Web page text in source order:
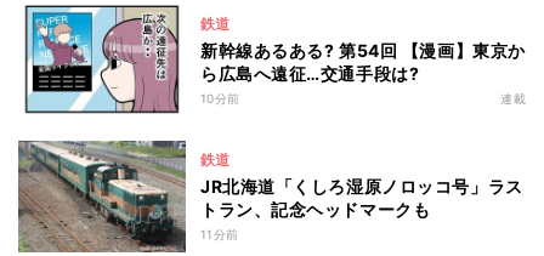
鉄道
新幹線あるある? 第54回 【漫画】東京か
ら広島へ遠征…交通手段は?
10分前 連載
鉄道
JR北海道「くしろ湿原ノロッコ号」ラス
トラン、記念ヘッドマークも
11分前